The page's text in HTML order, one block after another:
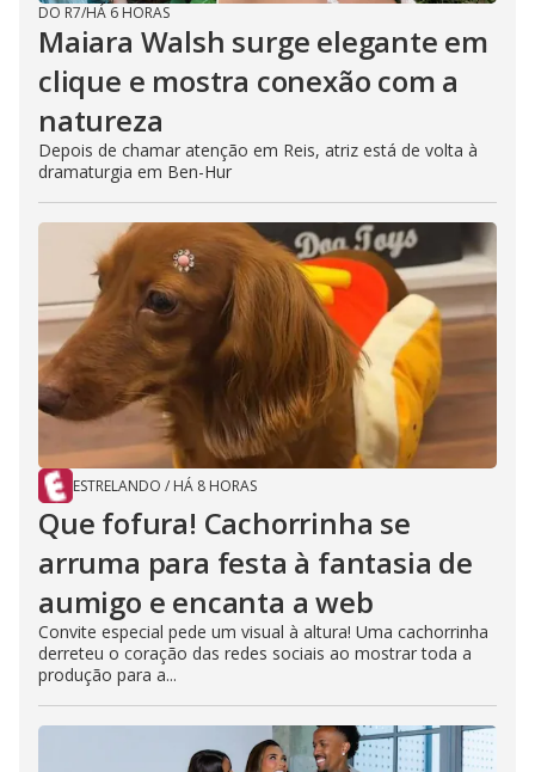
DO R7/HÁ 6 HORAS
Maiara Walsh surge elegante em
clique e mostra conexão com a
natureza
Depois de chamar atenção em Reis, atriz está de volta à
dramaturgia em Ben-Hur
ESTRELANDO / HÁ 8 HORAS
Que fofura! Cachorrinha se
arruma para festa à fantasia de
aumigo e encanta a web
Convite especial pede um visual à altura! Uma cachorrinha
derreteu o coração das redes sociais ao mostrar toda a
produção para a...